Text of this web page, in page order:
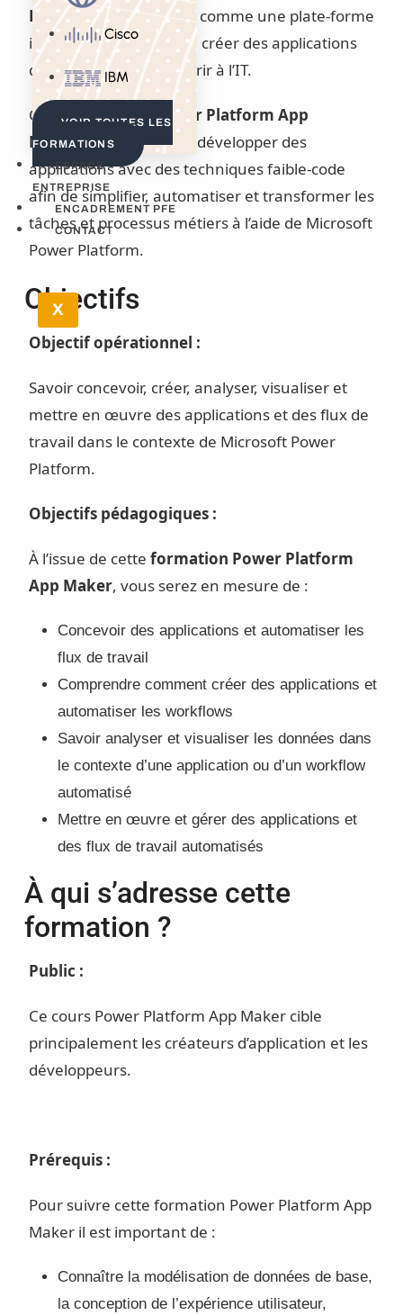
Cisco
IBM
VOIR TOUTES LES
FORMATIONS
ESPACE
ENTREPRISE
ENCADREMENT PFE
CONTACT
X
Platformse positionne comme une plate-forme
intégrée permettant de créer des applications
d’entreprise sans recourir à l’IT.
Cetteformation Power Platform App
Makervous apprend à développer des
applications avec des techniques faible-code
afin de simplifier, automatiser et transformer les
tâches et processus métiers à l’aide de Microsoft
Power Platform.
Objectifs
Objectif opérationnel :
Savoir concevoir, créer, analyser, visualiser et
mettre en œuvre des applications et des flux de
travail dans le contexte de Microsoft Power
Platform.
Objectifs pédagogiques :
À l’issue de cette formation Power Platform
App Maker, vous serez en mesure de :
Concevoir des applications et automatiser les
flux de travail
Comprendre comment créer des applications et
automatiser les workflows
Savoir analyser et visualiser les données dans
le contexte d’une application ou d’un workflow
automatisé
Mettre en œuvre et gérer des applications et
des flux de travail automatisés
À qui s’adresse cette
formation ?
Public :
Ce cours Power Platform App Maker cible
principalement les créateurs d’application et les
développeurs.
Prérequis :
Pour suivre cette formation Power Platform App
Maker il est important de :
Connaître la modélisation de données de base,
la conception de l’expérience utilisateur,